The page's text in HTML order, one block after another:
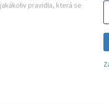
pravidla, která se